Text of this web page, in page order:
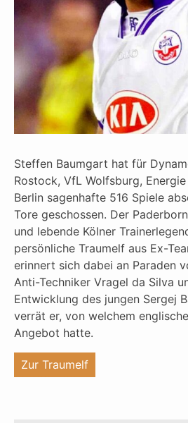
Steffen Baumgart hat für
Rostock, VfL Wolfsburg,
Berlin sagenhafte 516 Spiele
Tore geschossen. Der
und lebende Kölner
persönliche Traumelf aus Ex-
erinnert sich dabei an Paraden
Anti-Techniker Vragel da Silva
Entwicklung des jungen Sergej
verrät er, von welchem
Angebot hatte.
Zur Traumelf"%s"